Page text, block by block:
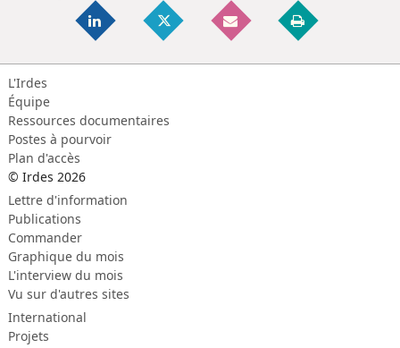
L'Irdes
Équipe
Ressources documentaires
Postes à pourvoir
Plan d'accès
© Irdes 2026
Lettre d'information
Publications
Commander
Graphique du mois
L'interview du mois
Vu sur d'autres sites
International
Projets